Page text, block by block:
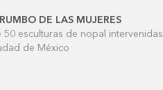
DE LAS MUJERES
50 esculturas de nopal intervenidas
de México